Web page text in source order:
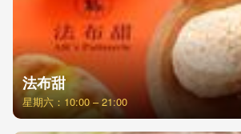
法布甜
星期六：10:00 – 21:00